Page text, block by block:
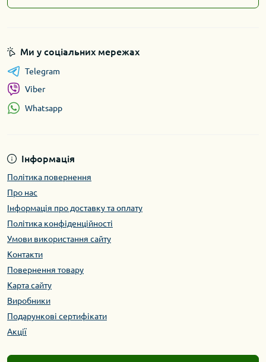
Інформація
Політика повернення
Про нас
Інформація про доставку та оплату
Політика конфіденційності
Умови використання сайту
Контакти
Повернення товару
Карта сайту
Виробники
Подарункові сертифікати
Акції
Ми у соціальних мережах
Telegram
Viber
Whatsapp